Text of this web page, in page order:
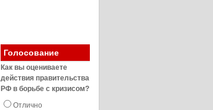
Голосование
Как вы оцениваете
действия правительства
РФ в борьбе с кризисом?
Отлично